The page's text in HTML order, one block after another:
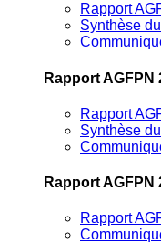
Rapport
Synthèse
Rapport AGFPN
Rapport
Synthèse
Rapport AGFPN
Rapport